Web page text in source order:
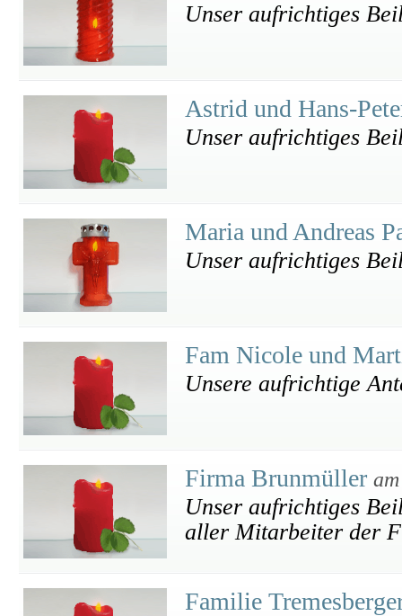
Unser aufrichtiges
Astrid und Hans-
Unser aufrichtiges
Maria und Andreas
Unser aufrichtiges
Fam Nicole und
Unsere aufrichtige
Firma Brunmüller
Unser aufrichtiges
aller Mitarbeiter der
Familie